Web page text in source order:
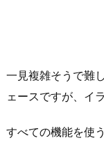
一見複雑そうで難
ェースですが、イ
すべての機能を使